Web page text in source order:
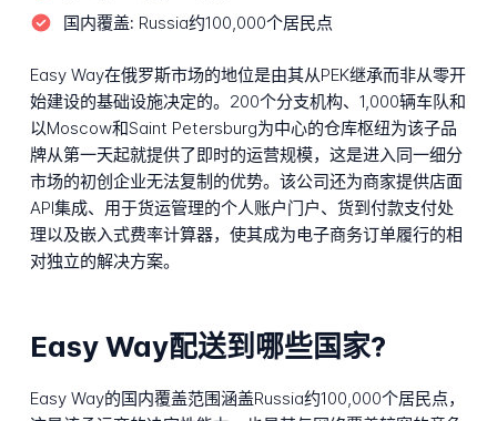
国内覆盖: Russia约100,000个居民点
Easy Way在俄罗斯市场的地位是由其从PEK继承而非从零开
始建设的基础设施决定的。200个分支机构、1,000辆车队和
以Moscow和Saint Petersburg为中心的仓库枢纽为该子品
牌从第一天起就提供了即时的运营规模，这是进入同一细分
市场的初创企业无法复制的优势。该公司还为商家提供店面
API集成、用于货运管理的个人账户门户、货到付款支付处
理以及嵌入式费率计算器，使其成为电子商务订单履行的相
对独立的解决方案。
Easy Way配送到哪些国家?
Easy Way的国内覆盖范围涵盖Russia约100,000个居民点，